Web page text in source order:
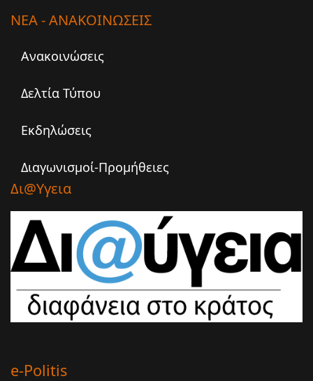
ΝΕΑ - ΑΝΑΚΟΙΝΩΣΕΙΣ
Ανακοινώσεις
Δελτία Τύπου
Εκδηλώσεις
Διαγωνισμοί-Προμήθειες
Δι@υγεια
e-Politis